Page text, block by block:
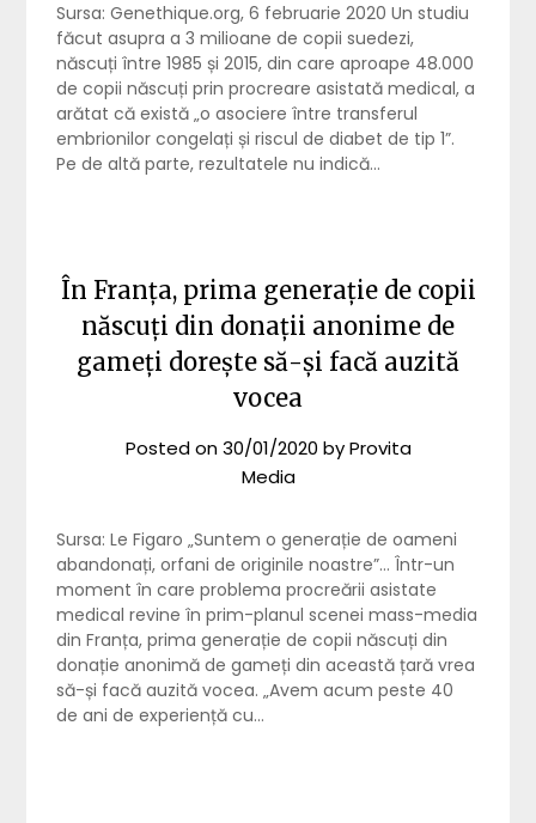
Sursa: Genethique.org, 6 februarie 2020 Un studiu
făcut asupra a 3 milioane de copii suedezi,
născuți între 1985 și 2015, din care aproape 48.000
de copii născuți prin procreare asistată medical, a
arătat că există „o asociere între transferul
embrionilor congelați și riscul de diabet de tip 1”.
Pe de altă parte, rezultatele nu indică…
În Franța, prima generație de copii
născuți din donații anonime de
gameți dorește să-și facă auzită
vocea
Posted on30/01/2020 byProvita
Media
Sursa: Le Figaro „Suntem o generație de oameni
abandonați, orfani de originile noastre”… Într-un
moment în care problema procreării asistate
medical revine în prim-planul scenei mass-media
din Franța, prima generație de copii născuți din
donație anonimă de gameți din această țară vrea
să-și facă auzită vocea. „Avem acum peste 40
de ani de experiență cu…